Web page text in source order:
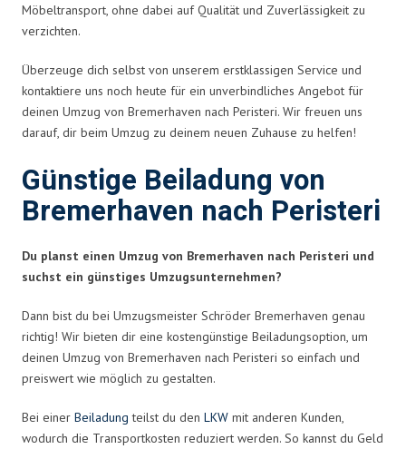
Möbeltransport, ohne dabei auf Qualität und Zuverlässigkeit zu
verzichten.
Überzeuge dich selbst von unserem erstklassigen Service und
kontaktiere uns noch heute für ein unverbindliches Angebot für
deinen Umzug von Bremerhaven nach Peristeri. Wir freuen uns
darauf, dir beim Umzug zu deinem neuen Zuhause zu helfen!
Günstige Beiladung von
Bremerhaven nach Peristeri
Du planst einen Umzug von Bremerhaven nach Peristeri und
suchst ein günstiges Umzugsunternehmen?
Dann bist du bei Umzugsmeister Schröder Bremerhaven genau
richtig! Wir bieten dir eine kostengünstige Beiladungsoption, um
deinen Umzug von Bremerhaven nach Peristeri so einfach und
preiswert wie möglich zu gestalten.
Bei einer Beiladung teilst du den LKW mit anderen Kunden,
wodurch die Transportkosten reduziert werden. So kannst du Geld